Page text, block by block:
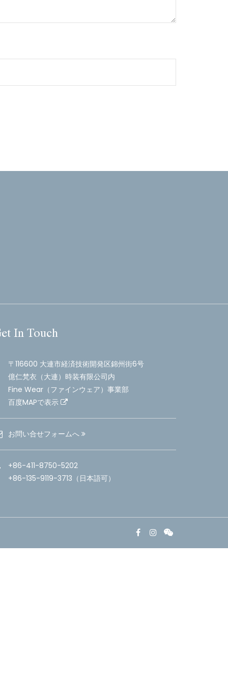
In Touch
〒116600 大連市経済技術開発区錦州街6号
億仁梵衣（大連）時装有限公司内
Fine Wear（ファインウェア）事業部
百度MAPで表示
お問い合せフォームへ
+86-411-8750-5202
+86-135-9119-3713（日本語可）